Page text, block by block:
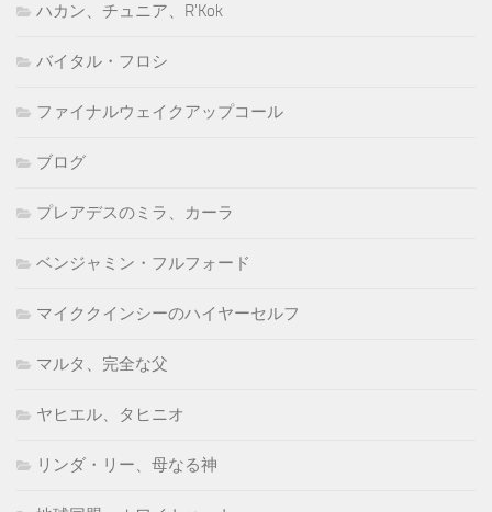
ハカン、チュニア、R'Kok
バイタル・フロシ
ファイナルウェイクアップコール
ブログ
プレアデスのミラ、カーラ
ベンジャミン・フルフォード
マイククインシーのハイヤーセルフ
マルタ、完全な父
ヤヒエル、タヒニオ
リンダ・リー、母なる神